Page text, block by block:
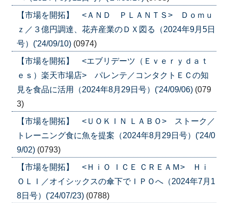
【市場を開拓】 <ＡＮＤ ＰＬＡＮＴＳ> Ｄｏｍｕ
ｚ／３億円調達、花卉産業のＤＸ図る（2024年9月5日
号）('24/09/10) (0974)
【市場を開拓】 <エブリデーツ（Ｅｖｅｒｙｄａｔ
ｅｓ）楽天市場店> パレンテ／コンタクトＥＣの知
見を食品に活用（2024年8月29日号）('24/09/06) (079
3)
【市場を開拓】 <ＵＯＫＩＮ ＬＡＢＯ> ストーク／
トレーニング食に魚を提案（2024年8月29日号）('24/0
9/02) (0793)
【市場を開拓】 <ＨｉＯ ＩＣＥ ＣＲＥＡＭ> Ｈｉ
ＯＬＩ／オイシックスの傘下でＩＰＯへ（2024年7月1
8日号）('24/07/23) (0788)